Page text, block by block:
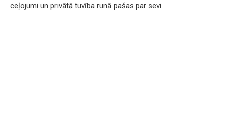
ceļojumi un privātā tuvība runā pašas par sevi.